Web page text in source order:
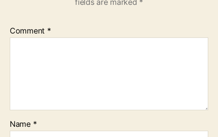
Comment *
Name *